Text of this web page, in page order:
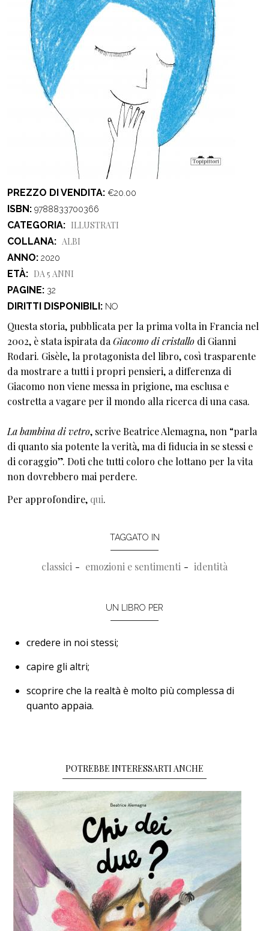
PREZZO DI VENDITA €20.00
ISBN 9788833700366
CATEGORIA
ILLUSTRATI
COLLANA
ALBI
ANNO 2020
ETÀ
DA 5 ANNI
PAGINE
32
DIRITTI DISPONIBILI NO
Questa storia, pubblicata per la prima volta in Francia nel
2002, è stata ispirata daGiacomo di cristallo di Gianni
Rodari. Gisèle, la protagonista del libro, così trasparente
da mostrare a tutti i propri pensieri, a differenza di
Giacomo non viene messa in prigione, ma esclusa e
costretta a vagare per il mondo alla ricerca di una casa.
La bambina di vetro, scrive Beatrice Alemagna, non “parla
di quanto sia potente la verità, ma di fiducia in se stessi e
di coraggio”. Doti che tutti coloro che lottano per la vita
non dovrebbero mai perdere.
Per approfondire, qui.
TAGGATO IN
classici emozioni e sentimenti identità
UN LIBRO PER
credere in noi stessi;
capire gli altri;
scoprire che la realtà è molto più complessa di
quanto appaia.
POTREBBE INTERESSARTI ANCHE